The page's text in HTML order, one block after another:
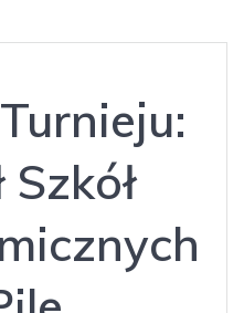
Szkół